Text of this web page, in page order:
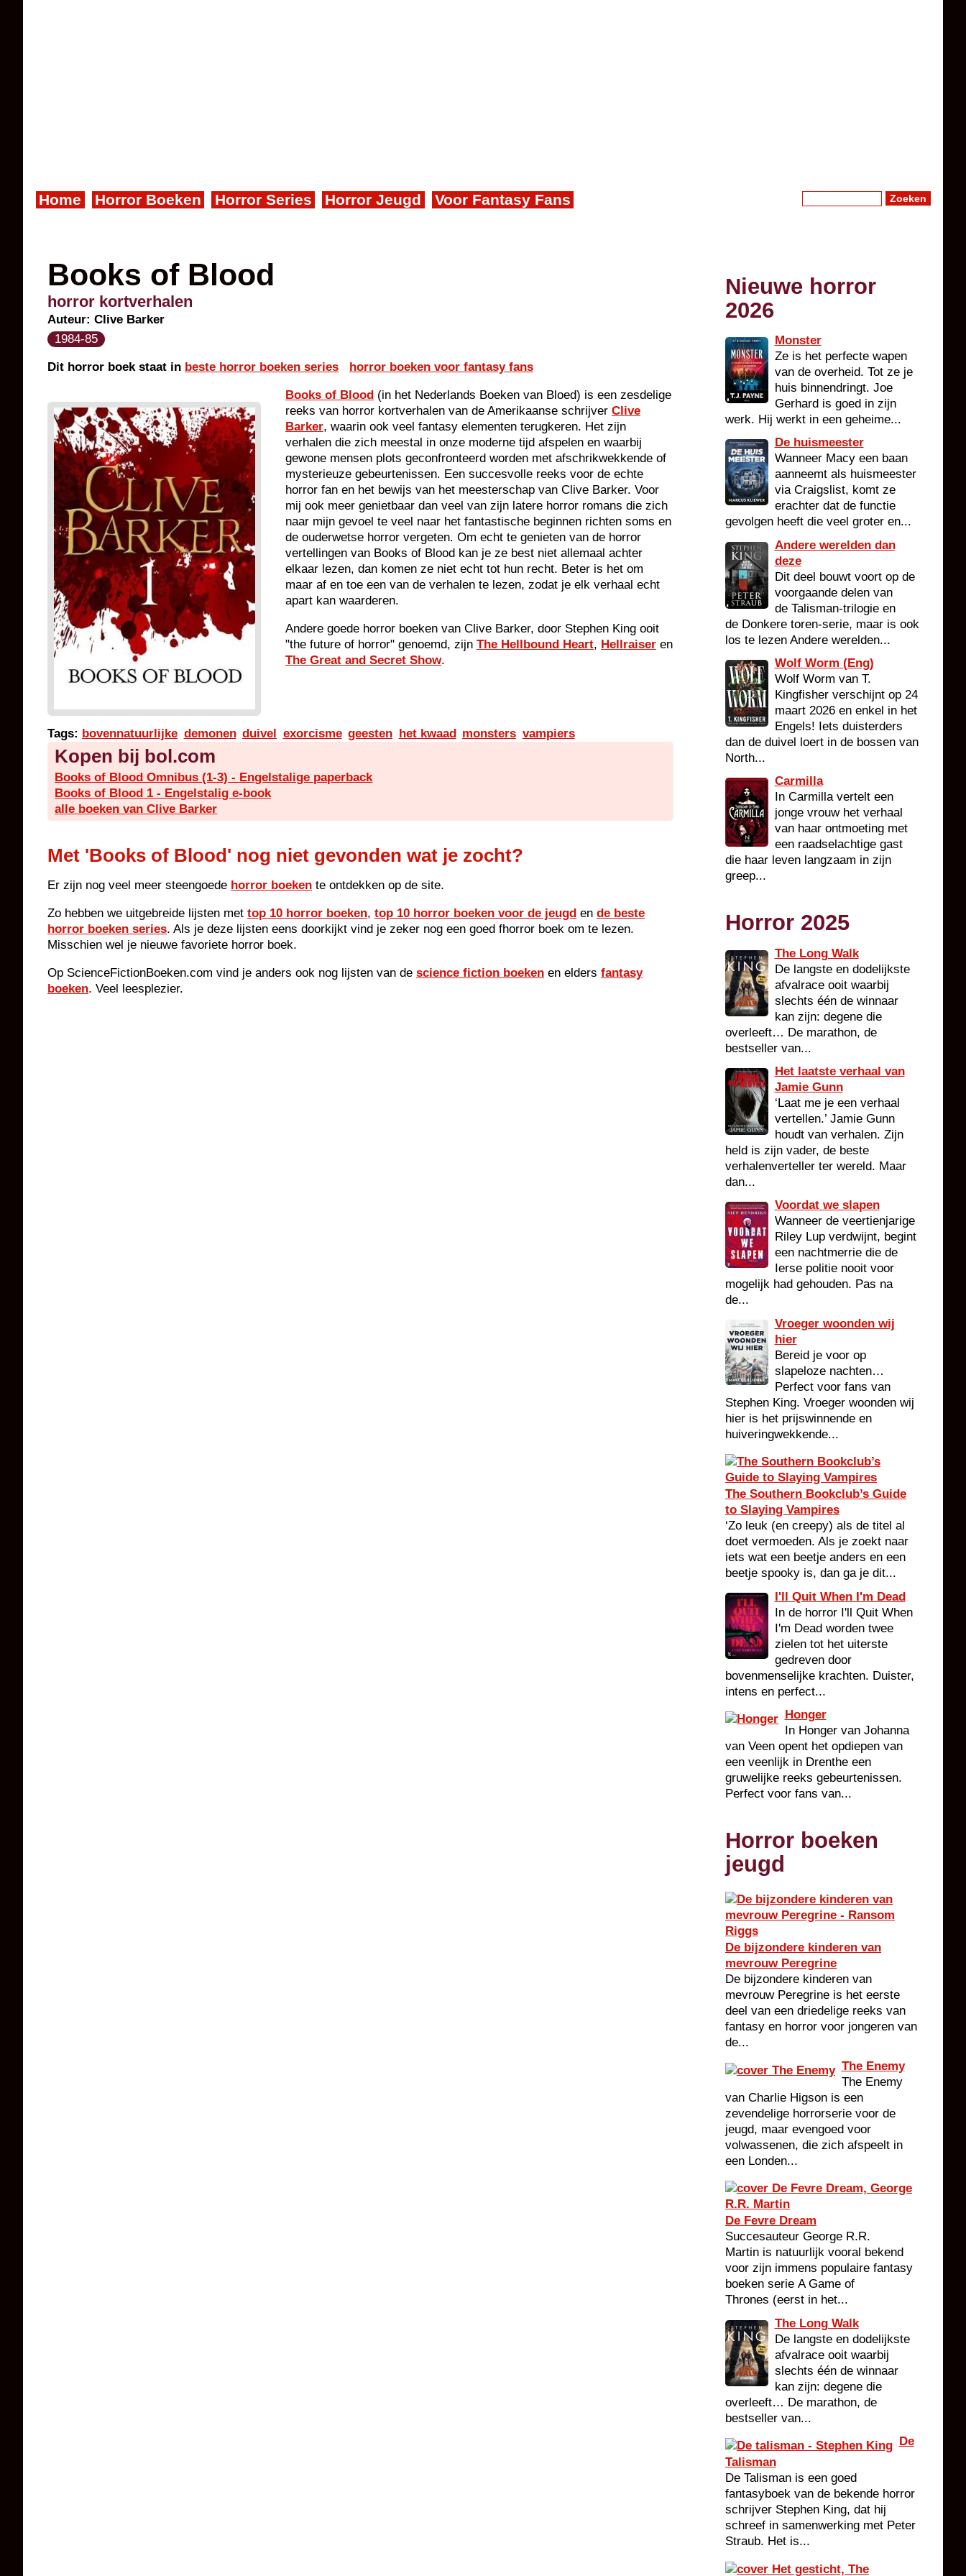
Home Horror Boeken Horror Series Horror Jeugd Voor Fantasy Fans
Books of Blood
horror kortverhalen
Auteur: Clive Barker
1984-85
Dit horror boek staat in beste horror boeken series horror boeken voor fantasy fans
Books of Blood (in het Nederlands Boeken van Bloed) is een zesdelige
reeks van horror kortverhalen van de Amerikaanse schrijver Clive
Barker, waarin ook veel fantasy elementen terugkeren. Het zijn
verhalen die zich meestal in onze moderne tijd afspelen en waarbij
gewone mensen plots geconfronteerd worden met afschrikwekkende of
mysterieuze gebeurtenissen. Een succesvolle reeks voor de echte
horror fan en het bewijs van het meesterschap van Clive Barker. Voor
mij ook meer genietbaar dan veel van zijn latere horror romans die zich
naar mijn gevoel te veel naar het fantastische beginnen richten soms en
de ouderwetse horror vergeten. Om echt te genieten van de horror
vertellingen van Books of Blood kan je ze best niet allemaal achter
elkaar lezen, dan komen ze niet echt tot hun recht. Beter is het om
maar af en toe een van de verhalen te lezen, zodat je elk verhaal echt
apart kan waarderen.
Andere goede horror boeken van Clive Barker, door Stephen King ooit
"the future of horror" genoemd, zijn The Hellbound Heart, Hellraiser en
The Great and Secret Show.
Tags: bovennatuurlijke demonen duivel exorcisme geesten het kwaad monsters vampiers
Kopen bij bol.com
Books of Blood Omnibus (1-3) - Engelstalige paperback
Books of Blood 1 - Engelstalig e-book
alle boeken van Clive Barker
Met 'Books of Blood' nog niet gevonden wat je zocht?
Er zijn nog veel meer steengoede horror boeken te ontdekken op de site.
Zo hebben we uitgebreide lijsten met top 10 horror boeken, top 10 horror boeken voor de jeugd en de beste
horror boeken series. Als je deze lijsten eens doorkijkt vind je zeker nog een goed fhorror boek om te lezen.
Misschien wel je nieuwe favoriete horror boek.
Op ScienceFictionBoeken.com vind je anders ook nog lijsten van de science fiction boeken en elders fantasy
boeken. Veel leesplezier.
Nieuwe horror
2026
Monster
Ze is het perfecte wapen
van de overheid. Tot ze je
huis binnendringt. Joe
Gerhard is goed in zijn
werk. Hij werkt in een geheime...
De huismeester
Wanneer Macy een baan
aanneemt als huismeester
via Craigslist, komt ze
erachter dat de functie
gevolgen heeft die veel groter en...
Andere werelden dan
deze
Dit deel bouwt voort op de
voorgaande delen van
de Talisman-trilogie en
de Donkere toren-serie, maar is ook
los te lezen Andere werelden...
Wolf Worm (Eng)
Wolf Worm van T.
Kingfisher verschijnt op 24
maart 2026 en enkel in het
Engels! Iets duisterders
dan de duivel loert in de bossen van
North...
Carmilla
In Carmilla vertelt een
jonge vrouw het verhaal
van haar ontmoeting met
een raadselachtige gast
die haar leven langzaam in zijn
greep...
Horror 2025
The Long Walk
De langste en dodelijkste
afvalrace ooit waarbij
slechts één de winnaar
kan zijn: degene die
overleeft… De marathon, de
bestseller van...
Het laatste verhaal van
Jamie Gunn
‘Laat me je een verhaal
vertellen.’ Jamie Gunn
houdt van verhalen. Zijn
held is zijn vader, de beste
verhalenverteller ter wereld. Maar
dan...
Voordat we slapen
Wanneer de veertienjarige
Riley Lup verdwijnt, begint
een nachtmerrie die de
Ierse politie nooit voor
mogelijk had gehouden. Pas na
de...
Vroeger woonden wij
hier
Bereid je voor op
slapeloze nachten…
Perfect voor fans van
Stephen King. Vroeger woonden wij
hier is het prijswinnende en
huiveringwekkende...
The Southern Bookclub’s Guide
to Slaying Vampires
‘Zo leuk (en creepy) als de titel al
doet vermoeden. Als je zoekt naar
iets wat een beetje anders en een
beetje spooky is, dan ga je dit...
I'll Quit When I'm Dead
In de horror I'll Quit When
I'm Dead worden twee
zielen tot het uiterste
gedreven door
bovenmenselijke krachten. Duister,
intens en perfect...
Honger
In Honger van Johanna
van Veen opent het opdiepen van
een veenlijk in Drenthe een
gruwelijke reeks gebeurtenissen.
Perfect voor fans van...
Horror boeken
jeugd
De bijzondere kinderen van
mevrouw Peregrine
De bijzondere kinderen van
mevrouw Peregrine is het eerste
deel van een driedelige reeks van
fantasy en horror voor jongeren van
de...
The Enemy
The Enemy
van Charlie Higson is een
zevendelige horrorserie voor de
jeugd, maar evengoed voor
volwassenen, die zich afspeelt in
een Londen...
De Fevre Dream
Succesauteur George R.R.
Martin is natuurlijk vooral bekend
voor zijn immens populaire fantasy
boeken serie A Game of
Thrones (eerst in het...
The Long Walk
De langste en dodelijkste
afvalrace ooit waarbij
slechts één de winnaar
kan zijn: degene die
overleeft… De marathon, de
bestseller van...
De
Talisman
De Talisman is een goed
fantasyboek van de bekende horror
schrijver Stephen King, dat hij
schreef in samenwerking met Peter
Straub. Het is...